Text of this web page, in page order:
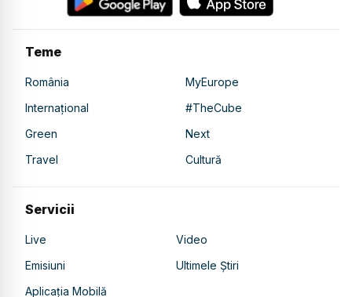
Teme
România
MyEurope
Internațional
#TheCube
Green
Next
Travel
Cultură
Servicii
Live
Video
Emisiuni
Ultimele Știri
Aplicația Mobilă